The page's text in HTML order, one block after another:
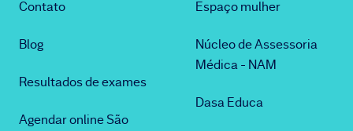
Contato
Blog
Resultados de exames
Agendar online São
Espaço mulher
Núcleo de Assessoria
Médica - NAM
Dasa Educa